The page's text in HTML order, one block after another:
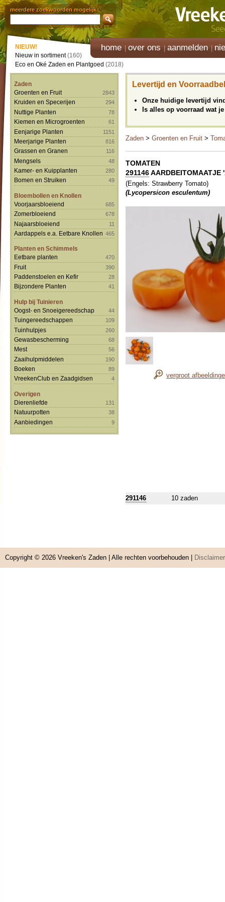
meerdere zoekwoorden mogelijk
home over ons aanmelden
NIEUW!
Nieuw in sortiment(160)
Eco en Oké Zaden en Plantgoed (2018)
Zaden
Groenten en Fruit
2843
Kruiden en Specerijen 294
Nuttige Planten 78
Kiemen en Microgroenten 61
Eenjarige Planten 1151
Meerjarige Planten 816
Grassen en Granen 116
Mengsels 48
Kamer- en Kuipplanten 280
Bomen en Struiken 49
Bloembollen en Knollen
Voorjaarsbloeiend
685
Zomerbloeiend 678
Najaarsbloeiend 11
Aardappels e.a. Eetbare Knollen 465
Planten en Schimmels
Eetbare planten
470
Fruit 390
Paddenstoelen en Kefir 28
Bijzondere Planten 41
Hulp bij Tuinieren
Oogst- en Snoeigereedschap
44
Tuingereedschappen 109
Tuinhulpjes 260
Gewasbescherming 68
Mest 56
Zaaihulpmiddelen 190
Boeken 89
VreekenClub en Zaadgidsen 4
Overigen
Dierenliefde
131
Natuurpotten 38
Aanbiedingen 9
Levertijd en
Onze huidige levertijd
Is alles op voorraad wat
Zaden > Groenten en Fruit >
TOMATEN
291146
(Engels: Strawberry Tomato)
(Lycopersicon esculentum)
vergroot
291146 10 zaden
Copyright © 2026 Vreeken's Zaden | Alle rechten voorbehouden | Disclaimer